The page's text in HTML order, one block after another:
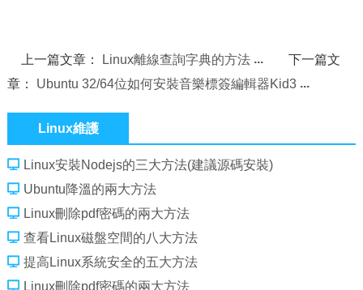
上一篇文章： Linux離線查詢字典的方法
下一篇文
章： Ubuntu 32/64位如何安裝音樂標簽編輯器Kid3
Linux維護
Linux安裝Nodejs的三大方法(建議源碼安裝)
Ubuntu降溫的兩大方法
Linux刪除pdf密碼的兩大方法
查看Linux磁盤空間的八大方法
提高Linux系統安全的五大方法
Linux刪除pdf密碼的兩大方法